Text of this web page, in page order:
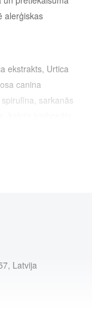
alerģiskas
ekstrakts, Urtica
canina
sarkanās
Latvija